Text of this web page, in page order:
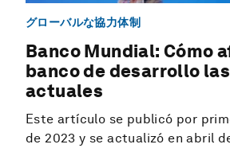
グローバルな協力体制
Banco Mundial: Cómo
banco de desarrollo
actuales
Este artículo se publicó por
de 2023 y se actualizó en abril